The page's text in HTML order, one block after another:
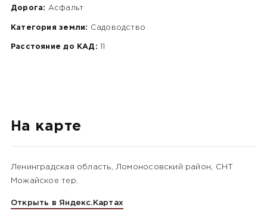
Дорога: Асфальт
Категория земли: Садоводство
Расстояние до КАД: 11
На карте
Ленинградская область, Ломоносовский район, СНТ
Можайское тер.
Открыть в Яндекс.Картах